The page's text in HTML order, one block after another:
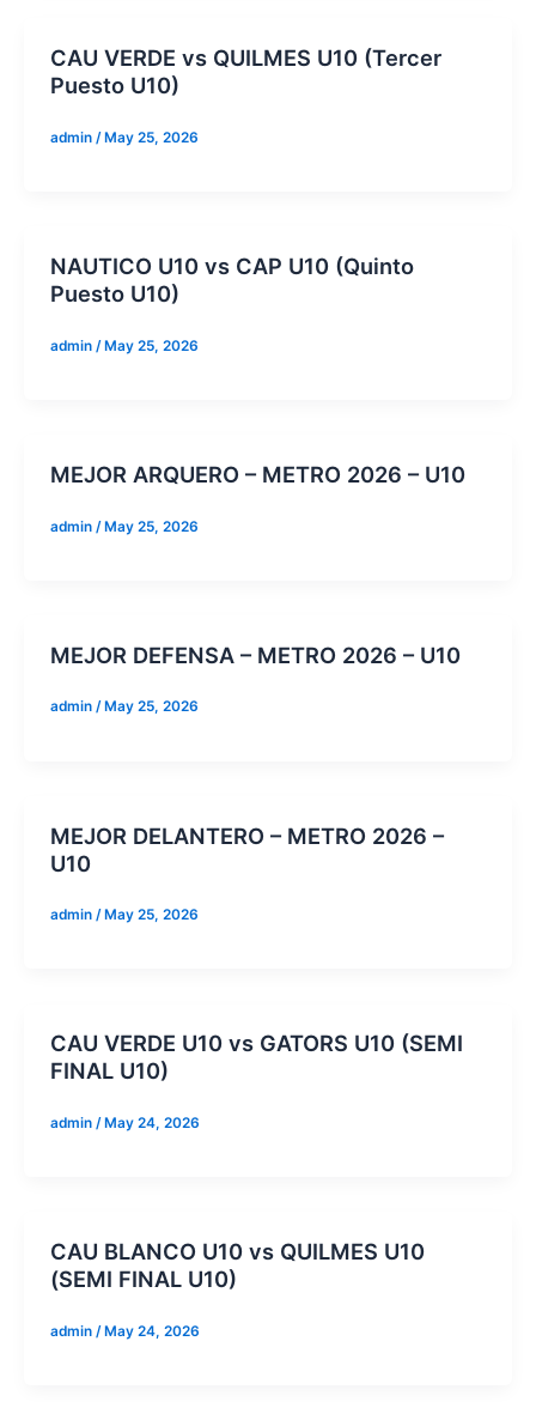
CAU VERDE vs QUILMES U10 (Tercer
Puesto U10)
admin / May 25, 2026
NAUTICO U10 vs CAP U10 (Quinto
Puesto U10)
admin /May 25, 2026
MEJOR ARQUERO – METRO 2026 – U10
admin /May 25, 2026
MEJOR DEFENSA – METRO 2026 – U10
admin / May 25, 2026
MEJOR DELANTERO – METRO 2026 –
U10
admin / May 25, 2026
CAU VERDE U10 vs GATORS U10 (SEMI
FINAL U10)
admin / May 24, 2026
CAU BLANCO U10 vs QUILMES U10
(SEMI FINAL U10)
admin / May 24, 2026